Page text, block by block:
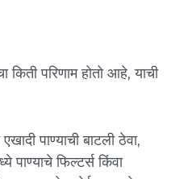
किती परिणाम होतो आहे, याची
पाण्याची बाटली ठेवा,
पाण्याचे फिल्टर्स किंवा